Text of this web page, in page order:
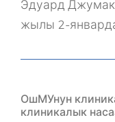
Эдуард
жылы 2-
ОшМУнун
клиникалык